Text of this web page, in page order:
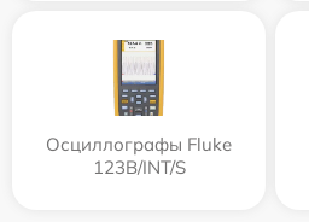
Осциллографы Fluke
123B/INT/S